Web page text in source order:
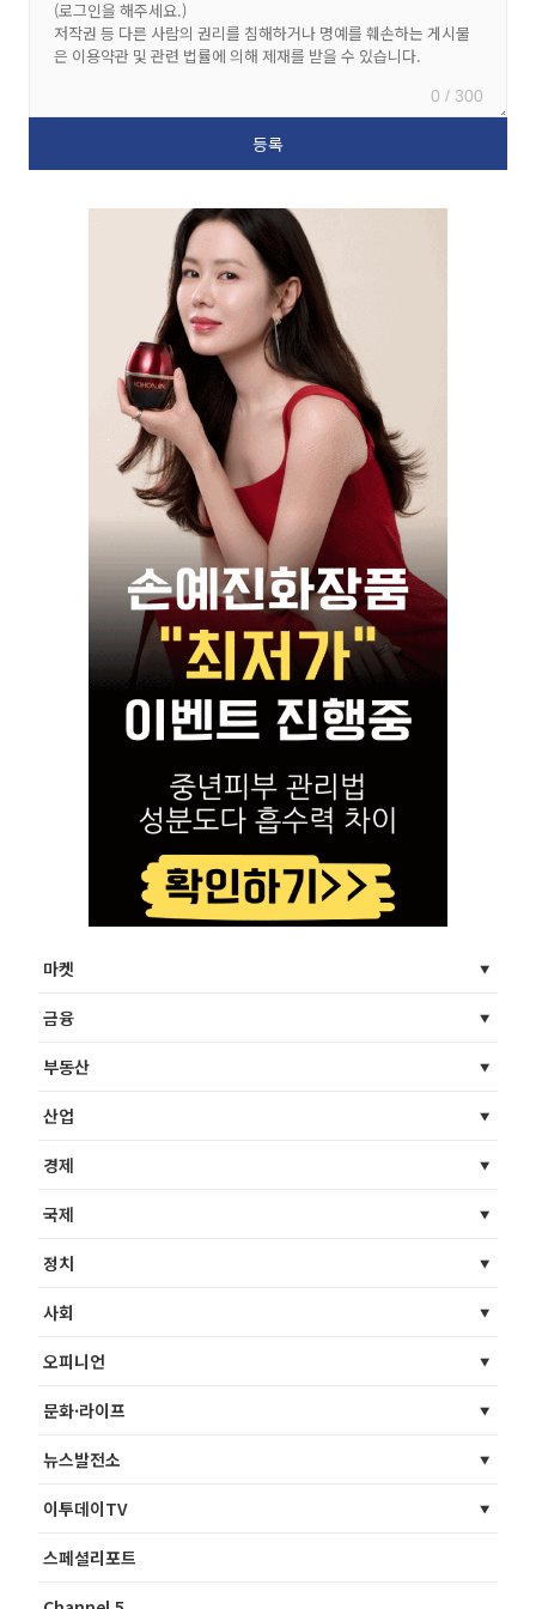
0 / 300
마켓
금융
부동산
산업
경제
국제
정치
사회
오피니언
문화·라이프
뉴스발전소
이투데이TV
스페셜리포트